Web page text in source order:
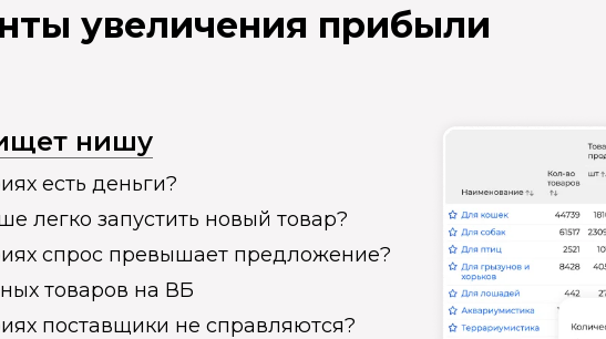
увеличения прибыли
нишу
есть деньги?
легко запустить новый товар?
спрос превышает предложение?
товаров на ВБ
поставщики не справляются?